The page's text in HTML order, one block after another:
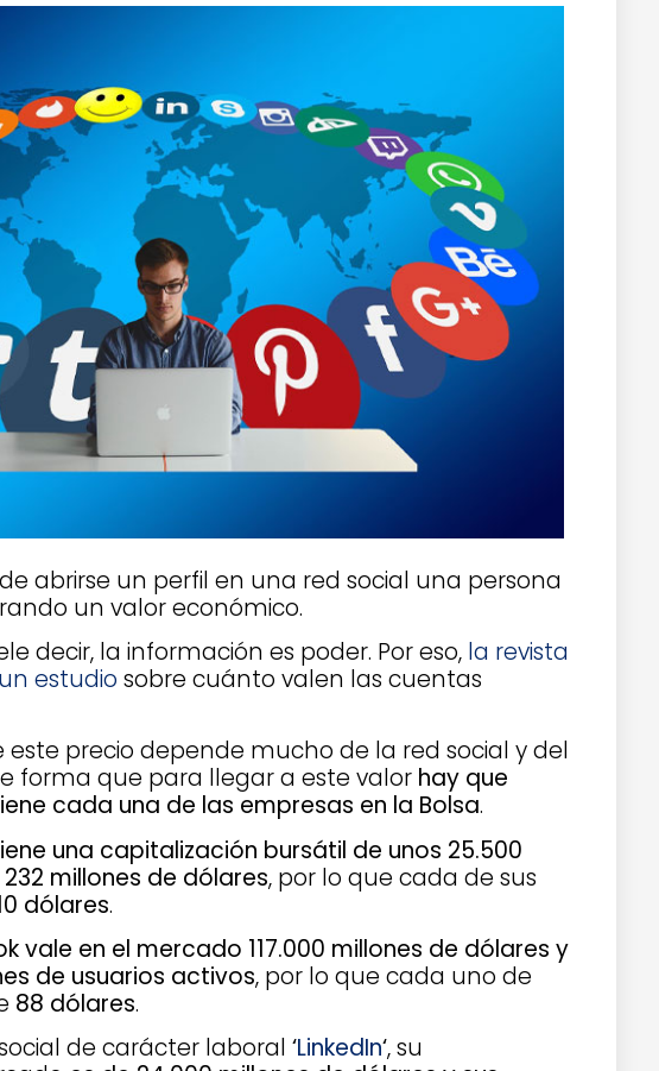
abrirse un perfil en una red social una persona
un valor económico.
decir, la información es poder. Por eso, la revista
estudio sobre cuánto valen las cuentas
este precio depende mucho de la red social y del
forma que para llegar a este valor hay que
cada una de las empresas en la Bolsa.
una capitalización bursátil de unos 25.500
millones de dólares, por lo que cada de sus
dólares.
vale en el mercado 117.000 millones de dólares y
de usuarios activos, por lo que cada uno de
88 dólares.
de carácter laboral ‘LinkedIn‘, su